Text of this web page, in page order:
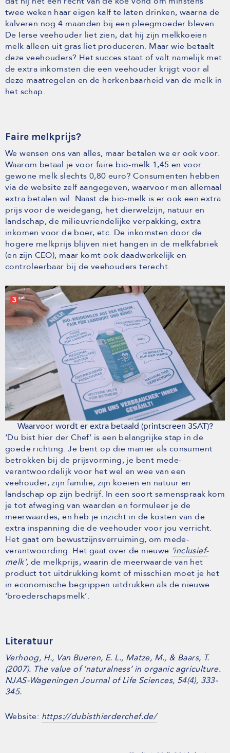
twee weken haar eigen kalf te laten drinken, waarna de
kalveren nog 4 maanden bij een pleegmoeder bleven.
De Ierse veehouder liet zien, dat hij zijn melkkoeien
melk alleen uit gras liet produceren. Maar wie betaalt
deze veehouders? Het succes staat of valt namelijk met
de extra inkomsten die een veehouder krijgt voor al
deze maatregelen en de herkenbaarheid van de melk in
het schap.
Faire melkprijs?
We wensen ons van alles, maar betalen we er ook voor.
Waarom betaal je voor faire bio-melk 1,45 en voor
gewone melk slechts 0,80 euro? Consumenten hebben
via de website zelf aangegeven, waarvoor men allemaal
extra betalen wil. Naast de bio-melk is er ook een extra
prijs voor de weidegang, het dierwelzijn, natuur en
landschap, de milieuvriendelijke verpakking, extra
inkomen voor de boer, etc. De inkomsten door de
hogere melkprijs blijven niet hangen in de melkfabriek
(en zijn CEO), maar komt ook daadwerkelijk en
controleerbaar bij de veehouders terecht.
Waarvoor wordt er extra betaald (printscreen 3SAT)?
‘Du bist hier der Chef’ is een belangrijke stap in de
goede richting. Je bent op die manier als consument
betrokken bij de prijsvorming, je bent mede-
verantwoordelijk voor het wel en wee van een
veehouder, zijn familie, zijn koeien en natuur en
landschap op zijn bedrijf. In een soort samenspraak kom
je tot afweging van waarden en formuleer je de
meerwaardes, en heb je inzicht in de kosten van de
extra inspanning die de veehouder voor jou verricht.
Het gaat om bewustzijnsverruiming, om mede-
verantwoording. Het gaat over de nieuwe ‘inclusief-
melk’, de melkprijs, waarin de meerwaarde van het
product tot uitdrukking komt of misschien moet je het
in economische begrippen uitdrukken als de nieuwe
‘broederschapsmelk’.
Literatuur
Verhoog, H., Van Bueren, E. L., Matze, M., & Baars, T.
(2007). The value of ‘naturalness’ in organic agriculture.
NJAS-Wageningen Journal of Life Sciences, 54(4), 333-
345.
Website: https://dubisthierderchef.de/